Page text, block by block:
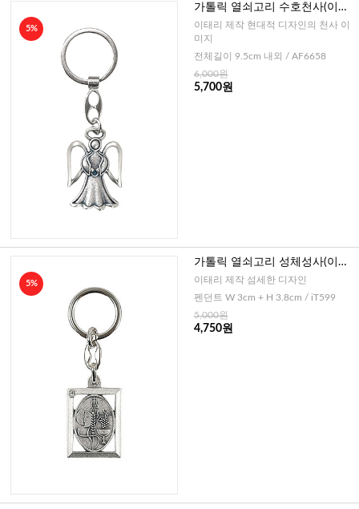
5%
가톨릭 열쇠고리 수호천사(이태
리)
이태리 제작 현대적 디자인의 천사 이
미지
전체길이 9.5cm 내외 / AF6658
6,000원
5,700원
5%
가톨릭 열쇠고리 성체성사(이태
리)
이태리 제작 섬세한 디자인
펜던트 W 3cm + H 3.8cm / iT599
5,000원
4,750원